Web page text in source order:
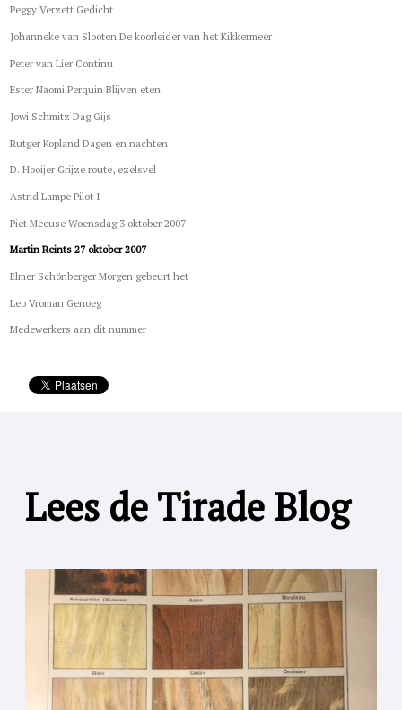
Peggy Verzett Gedicht
Johanneke van Slooten De koorleider van het Kikkermeer
Peter van Lier Continu
Ester Naomi Perquin Blijven eten
Jowi Schmitz Dag Gijs
Rutger Kopland Dagen en nachten
D. Hooijer Grijze route, ezelsvel
Astrid Lampe Pilot I
Piet Meeuse Woensdag 3 oktober 2007
Martin Reints 27 oktober 2007
Elmer Schönberger Morgen gebeurt het
Leo Vroman Genoeg
Medewerkers aan dit nummer
Lees de Tirade Blog